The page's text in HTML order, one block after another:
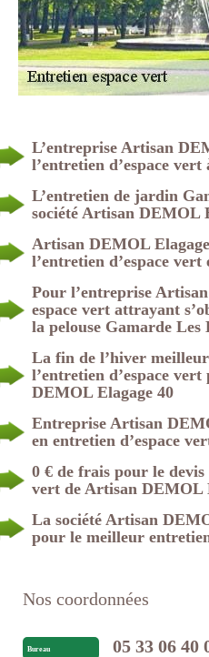
L’entreprise Artisan
l’entretien d’espace
L’entretien de jardin
société Artisan DEMOL
Artisan DEMOL
l’entretien d’espace vert
Pour l’entreprise
espace vert attrayant
la pelouse Gamarde Les
La fin de l’hiver
l’entretien d’espace
DEMOL Elagage 40
Entreprise Artisan
en entretien d’espace
0 € de frais pour le devis
vert de Artisan DEMOL
La société Artisan
pour le meilleur
Nos coordonnées
Bureau 05 33 06 40